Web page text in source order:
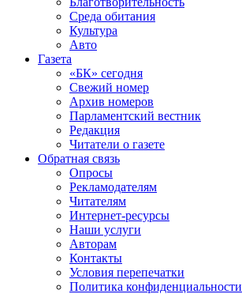
Среда обитания
Культура
Авто
Газета
«БК» сегодня
Свежий номер
Архив номеров
Парламентский вестник
Редакция
Читатели о газете
Обратная связь
Опросы
Рекламодателям
Читателям
Интернет-ресурсы
Наши услуги
Авторам
Контакты
Условия перепечатки
Политика конфиденциальности